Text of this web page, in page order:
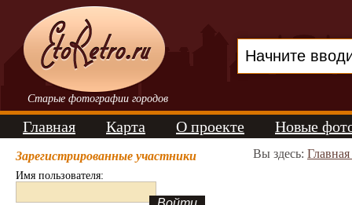
Старые фотографии городов
Главная Карта О проекте Новые
Зарегистрированные участники
Имя пользователя:
Вы здесь: